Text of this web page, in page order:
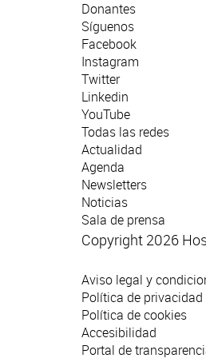
Donantes
Síguenos
Facebook
Instagram
Twitter
Linkedin
YouTube
Todas las redes
Actualidad
Agenda
Newsletters
Noticias
Sala de prensa
Copyright 2026
Aviso legal y
Política de privacidad
Política de cookies
Accesibilidad
Portal de